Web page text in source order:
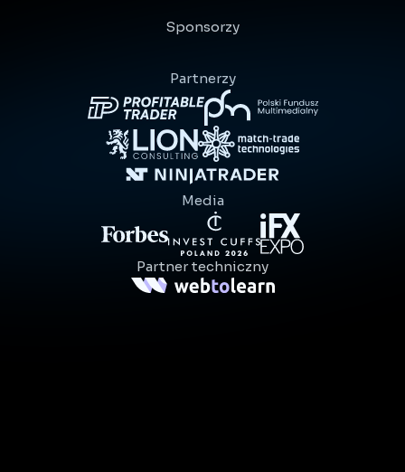
Sponsorzy
Partnerzy
Media
Partner techniczny